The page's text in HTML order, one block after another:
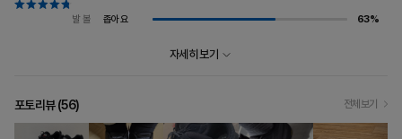
발 볼 좁아요 63%
자세히 보기
포토리뷰 (56) 전체보기